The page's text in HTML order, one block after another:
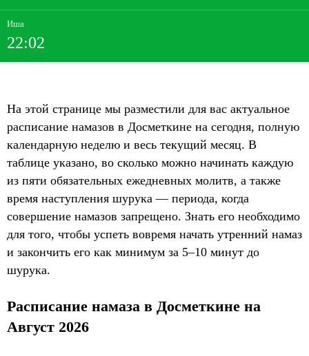
Иша
22:02
На этой странице мы разместили для вас актуальное
расписание намазов в Досметкине на сегодня, полную
календарную неделю и весь текущий месяц. В
таблице указано, во сколько можно начинать каждую
из пяти обязательных ежедневных молитв, а также
время наступления шурука — периода, когда
совершение намазов запрещено. Знать его необходимо
для того, чтобы успеть вовремя начать утренний намаз
и закончить его как минимум за 5–10 минут до
шурука.
Расписание намаза в Досметкине на
Август 2026